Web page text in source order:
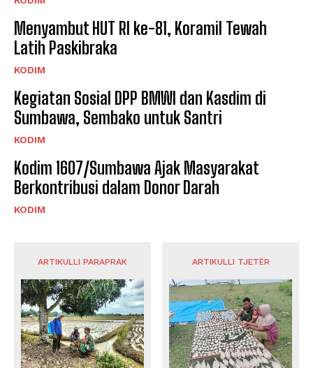
Menyambut HUT RI ke-81, Koramil Tewah
Latih Paskibraka
KODIM
Kegiatan Sosial DPP BMWI dan Kasdim di
Sumbawa, Sembako untuk Santri
KODIM
Kodim 1607/Sumbawa Ajak Masyarakat
Berkontribusi dalam Donor Darah
KODIM
ARTIKULLI PARAPRAK ARTIKULLI TJETËR